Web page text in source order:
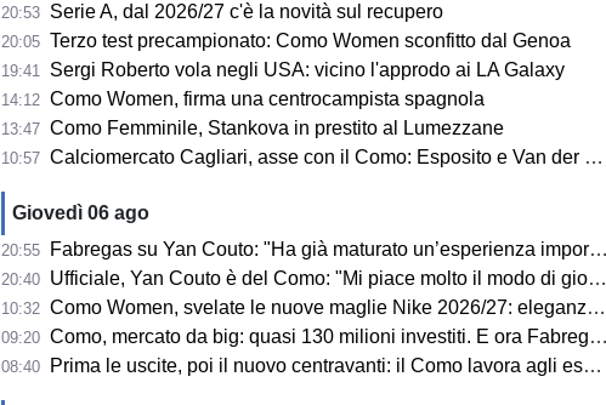
20:53 Serie A, dal 2026/27 c'è la novità sul recupero
20:05 Terzo test precampionato: Como Women sconfitto dal Genoa
19:41 Sergi Roberto vola negli USA: vicino l'approdo ai LA Galaxy
14:12 Como Women, firma una centrocampista spagnola
13:47 Como Femminile, Stankova in prestito al Lumezzane
10:57 Calciomercato Cagliari, asse con il Como: Esposito e Van der Brempt sul tavolo
Giovedì 06 ago
20:55 Fabregas su Yan Couto: "Ha già maturato un’esperienza importante, può crescere ancora"
20:40 Ufficiale, Yan Couto è del Como: "Mi piace molto il modo di giocare della squadra"
10:32 Como Women, svelate le nuove maglie Nike 2026/27: eleganza e performance al centro del progetto
09:20 Como, mercato da big: quasi 130 milioni investiti. E ora Fabregas sogna il colpo in attacco
08:40 Prima le uscite, poi il nuovo centravanti: il Como lavora agli esuberi